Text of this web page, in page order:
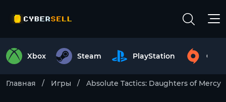
Xbox Steam PlayStation
Главная Игры Absolute Tactics: Daughters of Mercy